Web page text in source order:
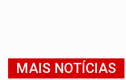
MAIS NOTÍCIAS